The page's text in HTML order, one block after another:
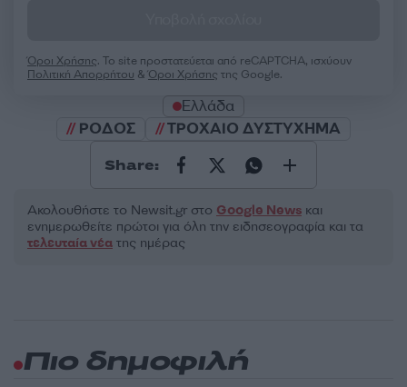
Όροι Χρήσης. Το site προστατεύεται από reCAPTCHA, ισχύουν
Πολιτική Απορρήτου &Όροι Χρήσης της Google.
Ελλάδα
ΡΟΔΟΣ
ΤΡΟΧΑΙΟ ΔΥΣΤΥΧΗΜΑ
Share:
Ακολουθήστε το Νewsit.gr στο Google News και
ενημερωθείτε πρώτοι για όλη την ειδησεογραφία και τα
τελευταία νέα της ημέρας
Πιο δημοφιλή